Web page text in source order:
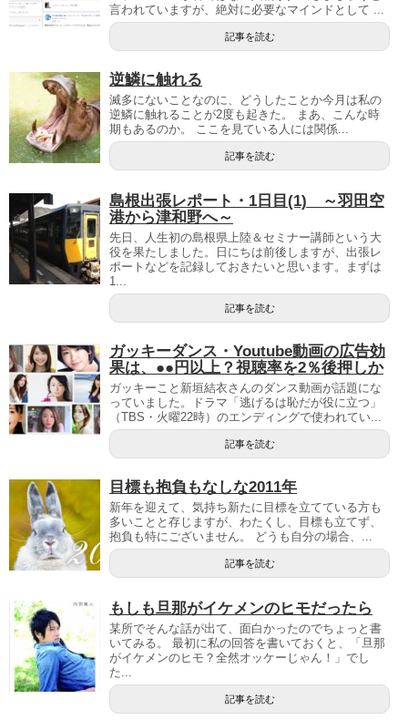
言われていますが、絶対に必要なマインドとして ...
記事を読む
逆鱗に触れる
滅多にないことなのに、どうしたことか今月は私の
逆鱗に触れることが2度も起きた。 まあ、こんな時
期もあるのか。 ここを見ている人には関係...
記事を読む
島根出張レポート・1日目(1) ～羽田空
港から津和野へ～
先日、人生初の島根県上陸＆セミナー講師という大
役を果たしました。日にちは前後しますが、出張レ
ポートなどを記録しておきたいと思います。まずは
1...
記事を読む
ガッキーダンス・Youtube動画の広告効
果は、●●円以上？視聴率を2％後押しか
ガッキーこと新垣結衣さんのダンス動画が話題にな
っていました。ドラマ「逃げるは恥だが役に立つ」
（TBS・火曜22時）のエンディングで使われてい...
記事を読む
目標も抱負もなしな2011年
新年を迎えて、気持ち新たに目標を立てている方も
多いことと存じますが、わたくし、目標も立てず、
抱負も特にございません。 どうも自分の場合、...
記事を読む
もしも旦那がイケメンのヒモだったら
某所でそんな話が出て、面白かったのでちょっと書
いてみる。 最初に私の回答を書いておくと、「旦那
がイケメンのヒモ？全然オッケーじゃん！」でし
た...
記事を読む